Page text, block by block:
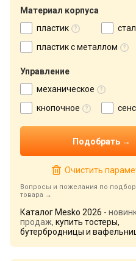
Материал корпуса
пластик
пластик с металлом
Управление
механическое
кнопочное
Очистить
Вопросы и пожелания по
товара
Каталог Mesko 2026 -
продаж, купить тостеры,
бутербродницы и